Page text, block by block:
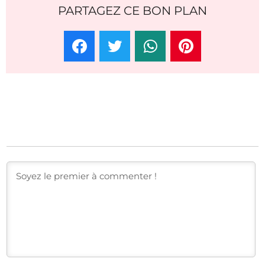
PARTAGEZ CE BON PLAN